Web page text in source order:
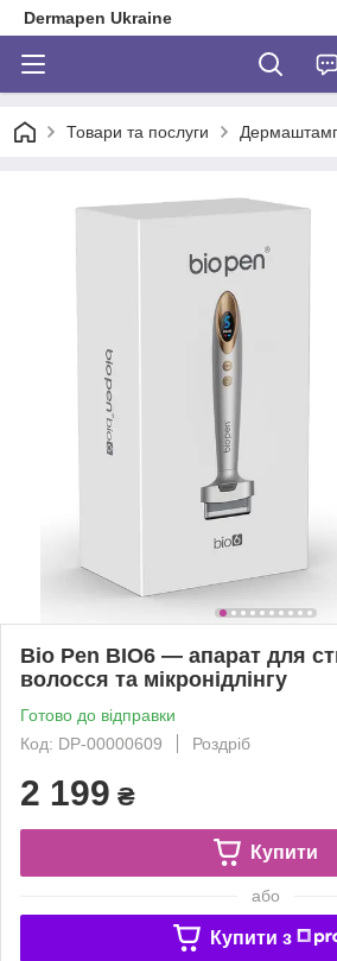
Dermapen Ukraine
Товари та послуги
Bio Pen BIO6 — апарат для
волосся та мікронідлінгу
Готово до відправки
Код: DP-00000609
Роздріб
2 199 ₴
Купити
або
Купити з